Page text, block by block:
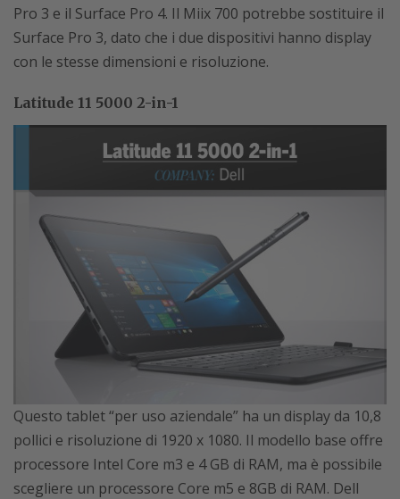
Pro 3 e il Surface Pro 4. Il Miix 700 potrebbe sostituire il
Surface Pro 3, dato che i due dispositivi hanno display
con le stesse dimensioni e risoluzione.
Latitude 11 5000 2-in-1
Questo tablet “per uso aziendale” ha un display da 10,8
pollici e risoluzione di 1920 x 1080. Il modello base offre
processore Intel Core m3 e 4 GB di RAM, ma è possibile
scegliere un processore Core m5 e 8GB di RAM. Dell